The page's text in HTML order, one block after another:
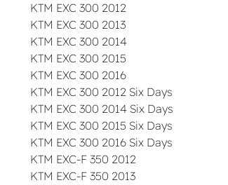
KTM EXC 300 2012
KTM EXC 300 2013
KTM EXC 300 2014
KTM EXC 300 2015
KTM EXC 300 2016
KTM EXC 300 2012 Six Days
KTM EXC 300 2014 Six Days
KTM EXC 300 2015 Six Days
KTM EXC 300 2016 Six Days
KTM EXC-F 350 2012
KTM EXC-F 350 2013